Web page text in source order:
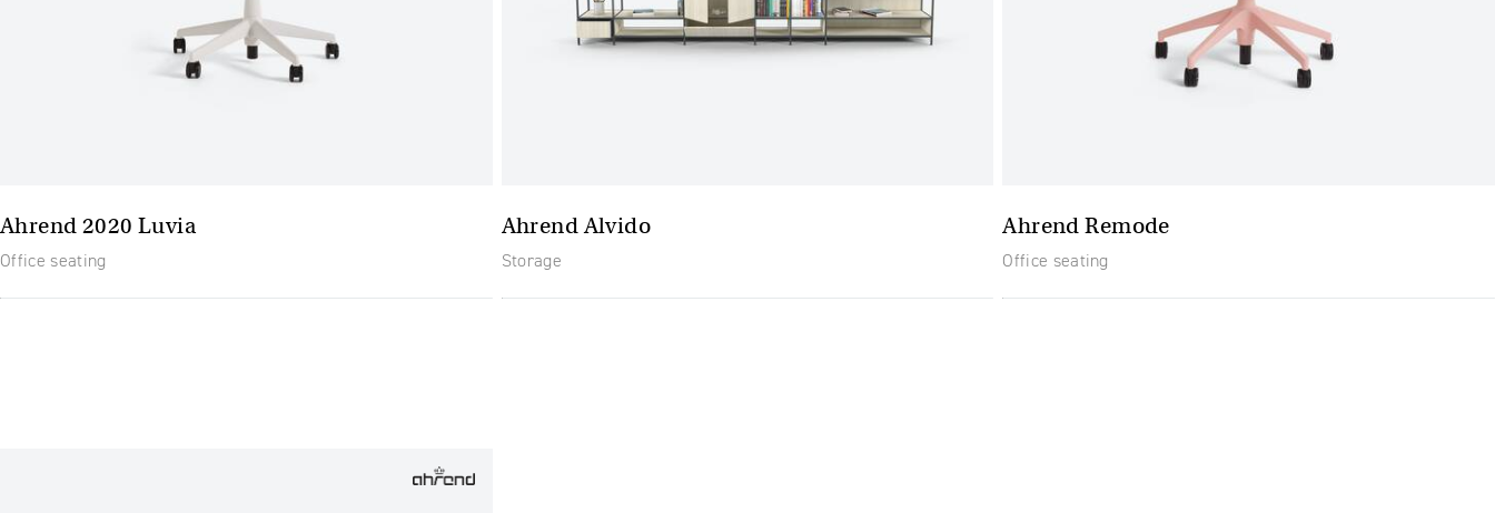
Ahrend 2020 Luvia
Office seating
Ahrend Alvido
Storage
Ahrend Remode
Office seating